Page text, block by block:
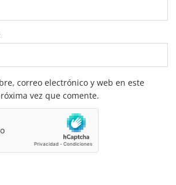
correo electrónico y web en este
vez que comente.